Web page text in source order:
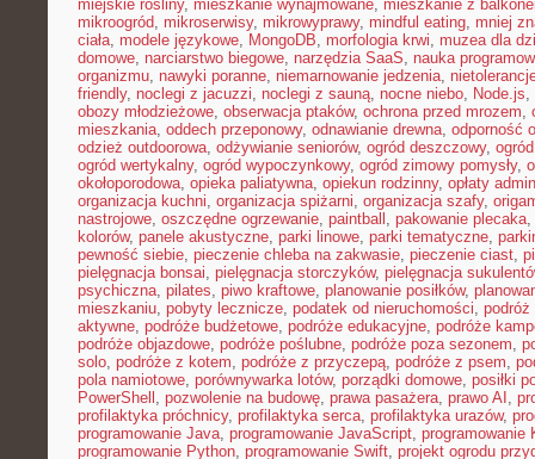
miejskie rośliny, mieszkanie wynajmowane, mieszkanie z
mikroogród, mikroserwisy, mikrowyprawy, mindful eating, mniej
ciała, modele językowe, MongoDB, morfologia krwi, muzea dla
domowe, narciarstwo biegowe, narzędzia SaaS, nauka
organizmu, nawyki poranne, niemarnowanie jedzenia,
friendly, noclegi z jacuzzi, noclegi z sauną, nocne niebo, Node.js,
obozy młodzieżowe, obserwacja ptaków, ochrona przed mrozem,
mieszkania, oddech przeponowy, odnawianie drewna, odporność
odzież outdoorowa, odżywianie seniorów, ogród deszczowy,
ogród wertykalny, ogród wypoczynkowy, ogród zimowy pomysły,
okołoporodowa, opieka paliatywna, opiekun rodzinny, opłaty
organizacja kuchni, organizacja spiżarni, organizacja szafy,
nastrojowe, oszczędne ogrzewanie, paintball , pakowanie plecaka,
kolorów, panele akustyczne, parki linowe, parki tematyczne,
pewność siebie, pieczenie chleba na zakwasie, pieczenie ciast,
pielęgnacja bonsai, pielęgnacja storczyków, pielęgnacja
psychiczna, pilates, piwo kraftowe, planowanie posiłków,
mieszkaniu, pobyty lecznicze, podatek od nieruchomości, podróż
aktywne, podróże budżetowe, podróże edukacyjne, podróże
podróże objazdowe, podróże poślubne, podróże poza sezonem,
solo, podróże z kotem, podróże z przyczepą, podróże z psem,
pola namiotowe, porównywarka lotów, porządki domowe, posiłki
PowerShell , pozwolenie na budowę, prawa pasażera, prawo AI ,
profilaktyka próchnicy, profilaktyka serca, profilaktyka urazów,
programowanie Java, programowanie JavaScript, programowanie
programowanie Python, programowanie Swift, projekt ogrodu